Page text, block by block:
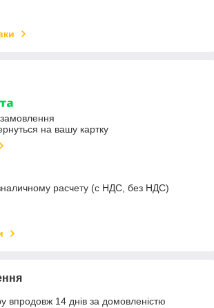
на вашу картку
расчету (с НДС, без НДС)
впродовж 14 днів за домовленістю